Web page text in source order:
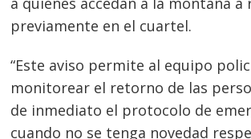
previamente en el cuartel.
“Este aviso permite al equipo
monitorear el retorno de las
de inmediato el protocolo de
cuando no se tenga novedad